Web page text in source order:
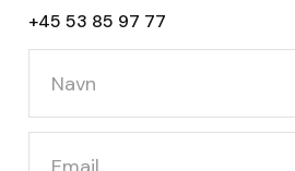
+45 53 85 97 77